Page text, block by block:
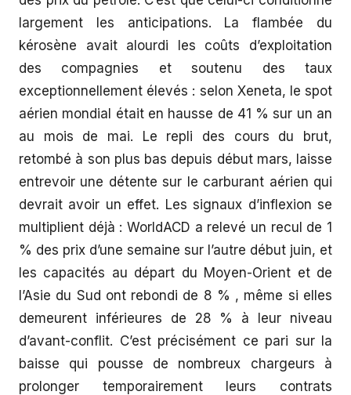
largement les anticipations. La flambée du
kérosène avait alourdi les coûts d’exploitation
des compagnies et soutenu des taux
exceptionnellement élevés : selon Xeneta, le spot
aérien mondial était en hausse de 41 % sur un an
au mois de mai. Le repli des cours du brut,
retombé à son plus bas depuis début mars, laisse
entrevoir une détente sur le carburant aérien qui
devrait avoir un effet. Les signaux d’inflexion se
multiplient déjà : WorldACD a relevé un recul de 1
% des prix d’une semaine sur l’autre début juin, et
les capacités au départ du Moyen-Orient et de
l’Asie du Sud ont rebondi de 8 % , même si elles
demeurent inférieures de 28 % à leur niveau
d’avant-conflit. C’est précisément ce pari sur la
baisse qui pousse de nombreux chargeurs à
prolonger temporairement leurs contrats